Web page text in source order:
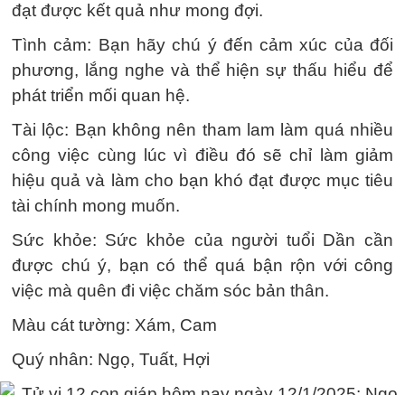
đạt được kết quả như mong đợi.
Tình cảm: Bạn hãy chú ý đến cảm xúc của đối
phương, lắng nghe và thể hiện sự thấu hiểu để
phát triển mối quan hệ.
Tài lộc: Bạn không nên tham lam làm quá nhiều
công việc cùng lúc vì điều đó sẽ chỉ làm giảm
hiệu quả và làm cho bạn khó đạt được mục tiêu
tài chính mong muốn.
Sức khỏe: Sức khỏe của người tuổi Dần cần
được chú ý, bạn có thể quá bận rộn với công
việc mà quên đi việc chăm sóc bản thân.
Màu cát tường: Xám, Cam
Quý nhân: Ngọ, Tuất, Hợi